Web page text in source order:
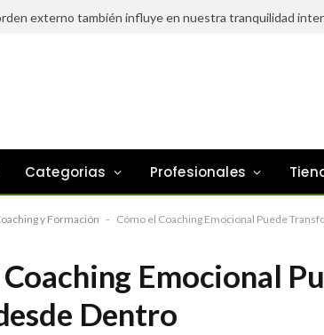
Categorias Profesionales
y Formación - Cómo el Coaching Emocional Puede
Emocional
Dentro